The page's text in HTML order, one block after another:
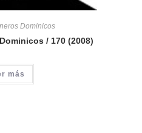
Dominicos
/ 170 (2008)
más